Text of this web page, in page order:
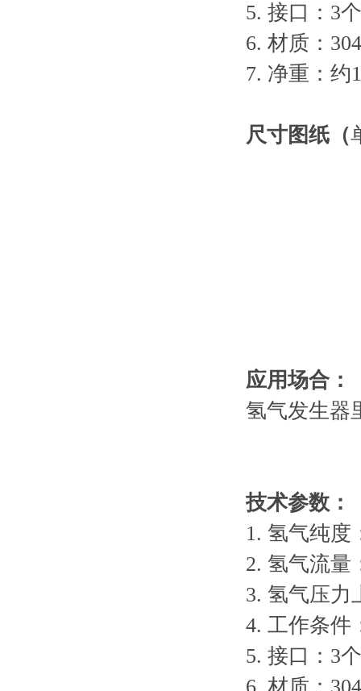
5. 接口： 3个
6. 材质： 3
7. 净重：约
尺寸图纸（
应用场合：
氢气发生器
技术参数：
1. 氢气纯度
2. 氢气流量
3. 氢气压力
4. 工作条件
5. 接口： 3个